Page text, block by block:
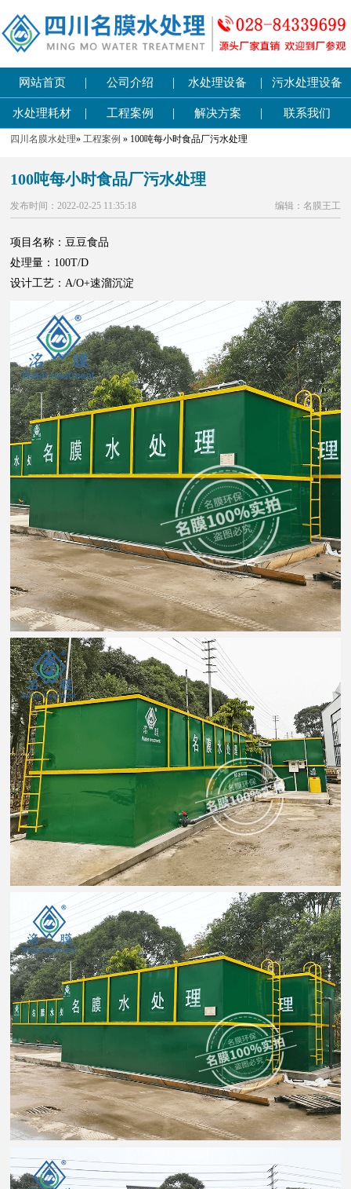
网站首页 | 公司介绍 | 水处理设备 | 污水处理设备
水处理耗材 | 工程案例 | 解决方案 | 联系我们
四川名膜水处理»工程案例 » 100吨每小时食品厂污水处理
100吨每小时食品厂污水处理
发布时间：2022-02-25 11:35:18 编辑：名膜王工
项目名称：豆豆食品
处理量：100T/D
设计工艺：A/O+速溜沉淀